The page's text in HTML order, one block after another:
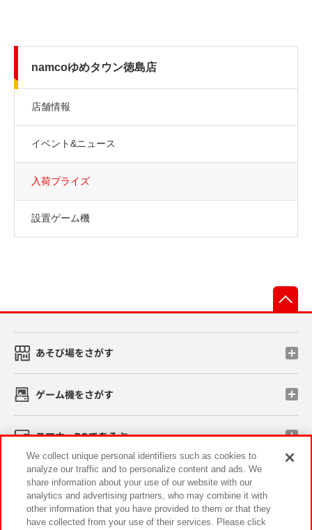
namcoゆめタウン徳島店
店舗情報
イベント&ニュース
入荷プライズ
設置ゲーム機
あそび場をさがす
ゲーム機をさがす
スマホ・PCであそぶ
イベント・キャンペーン
We collect unique personal identifiers such as cookies to
analyze our traffic and to personalize content and ads. We
share information about your use of our website with our
analytics and advertising partners, who may combine it with
other information that you have provided to them or that they
have collected from your use of their services. Please click